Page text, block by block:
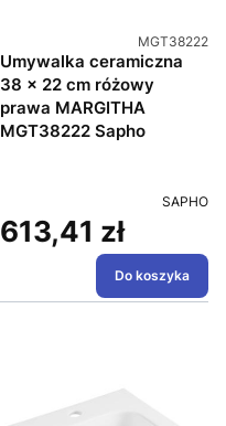
Kod produktu
MGT38222
Umywalka ceramiczna
38 x 22 cm różowy
prawa MARGITHA
MGT38222 Sapho
SAPHO
Cena
613,41 zł
Do koszyka